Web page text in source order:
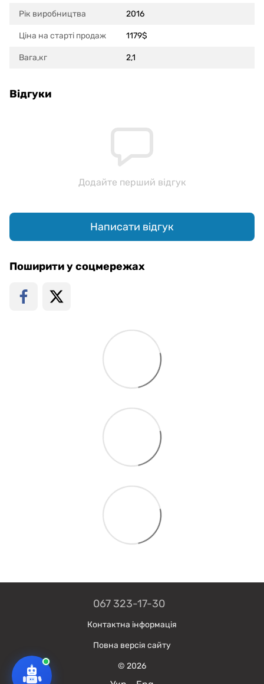
Рік виробництва 2016
Ціна на старті продаж 1179$
Вага,кг 2,1
Відгуки
Додайте перший відгук
Написати відгук
Поширити у соцмережах
067 323-17-30
Контактна інформація
Повна версія сайту
© 2026